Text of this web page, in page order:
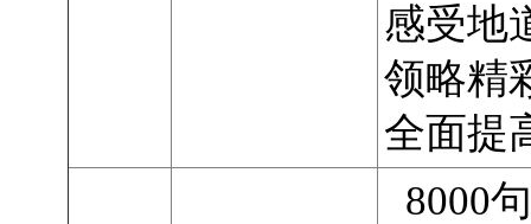
感受地
领略精
全面提
8000